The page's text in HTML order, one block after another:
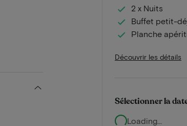
2 x Nuits
Buffet petit-
Planche
Découvrir les détails
Sélectionner la
Loading...